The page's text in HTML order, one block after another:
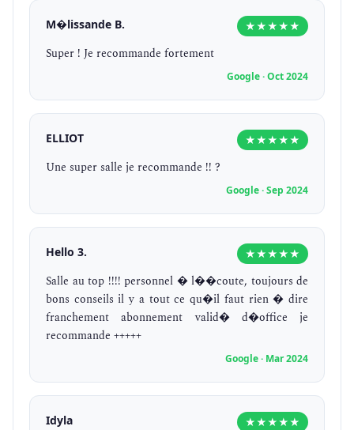
M�lissande B. ★★★★★
Super ! Je recommande fortement
Google · Oct 2024
ELLIOT ★★★★★
Une super salle je recommande !! ?
Google · Sep 2024
Hello 3. ★★★★★
Salle au top !!!! personnel � l��coute, toujours de
bons conseils il y a tout ce qu�il faut rien � dire
franchement abonnement valid� d�office je
recommande +++++
Google · Mar 2024
Idyla ★★★★★